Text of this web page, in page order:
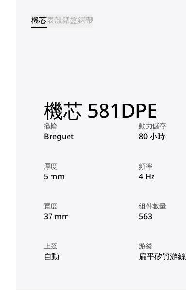
機芯表殼錶盤錶帶
機芯 581DPE
擺輪
Breguet
動力儲存
80 小時
厚度
5 mm
頻率
4 Hz
寬度
37 mm
組件數量
563
上弦
自動
游絲
扁平矽質游絲